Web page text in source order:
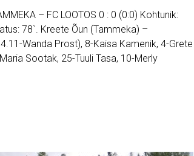
– FC LOOTOS 0 : 0 (0:0) Kohtunik:
78`. Kreete Õun (Tammeka) –
Wanda Prost), 8-Kaisa Kamenik, 4-Grete
Sootak, 25-Tuuli Tasa, 10-Merly